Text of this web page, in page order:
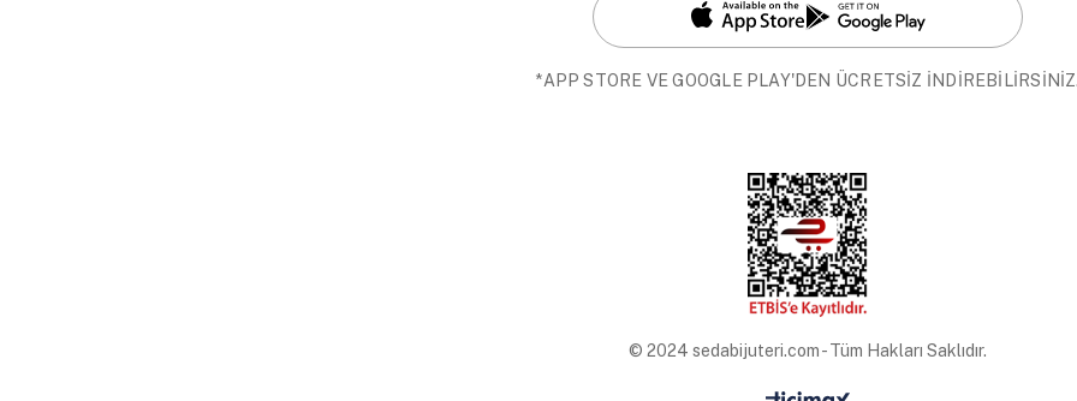
*APP STORE VE GOOGLE PLAY'DEN ÜCRETSİZ İNDİREBİLİRSİNİZ.
© 2024 sedabijuteri.com - Tüm Hakları Saklıdır.